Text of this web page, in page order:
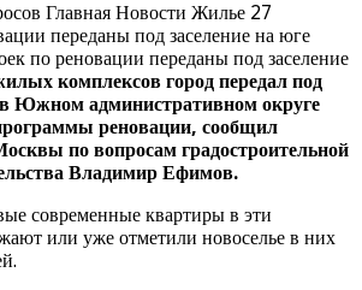
Главная Новости Жилье 27
переданы под заселение на юге
по реновации переданы под заселение
комплексов город передал под
в Южном административном округе
реновации, сообщил
по вопросам градостроительной
Владимир Ефимов.
современные квартиры в эти
или уже отметили новоселье в них